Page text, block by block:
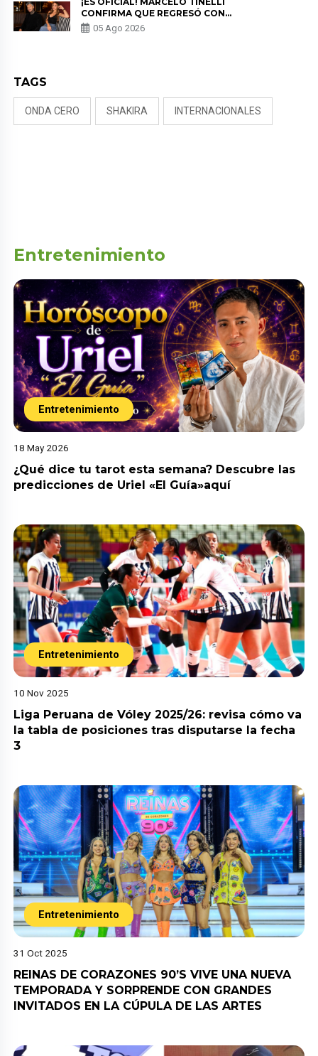
CONFIRMA QUE REGRESÓ CON
MILETT FIGUEROA: “EL AMOR
PUDO MÁS”
05 Ago 2026
TAGS
ONDA CERO SHAKIRA INTERNACIONALES
Entretenimiento
Entretenimiento
18 May 2026
¿Qué dice tu tarot esta semana? Descubre las
predicciones de Uriel «El Guía»aquí
Entretenimiento
10 Nov 2025
Liga Peruana de Vóley 2025/26: revisa cómo va
la tabla de posiciones tras disputarse la fecha
3
Entretenimiento
31 Oct 2025
REINAS DE CORAZONES 90’S VIVE UNA NUEVA
TEMPORADA Y SORPRENDE CON GRANDES
INVITADOS EN LA CÚPULA DE LAS ARTES